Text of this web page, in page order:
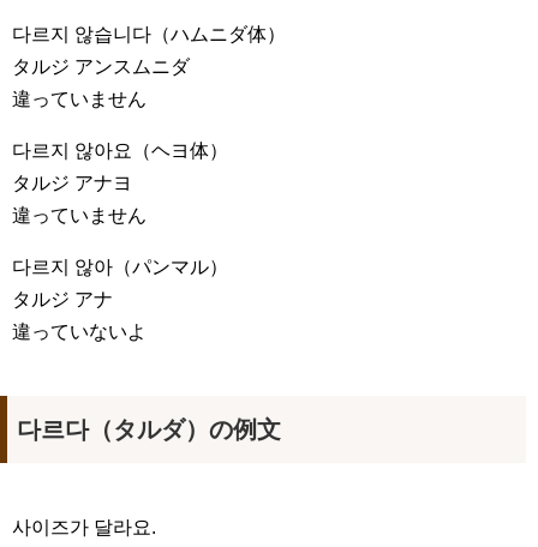
다르지 않습니다 （ハムニダ体）
タルジ アンスムニダ
違っていません
다르지 않아요
（ヘヨ体）
タルジ アナヨ
違っていません
다르지 않아 （パンマル）
タルジ アナ
違っていないよ
다르다（タルダ）の例文
사이즈가 달라요.